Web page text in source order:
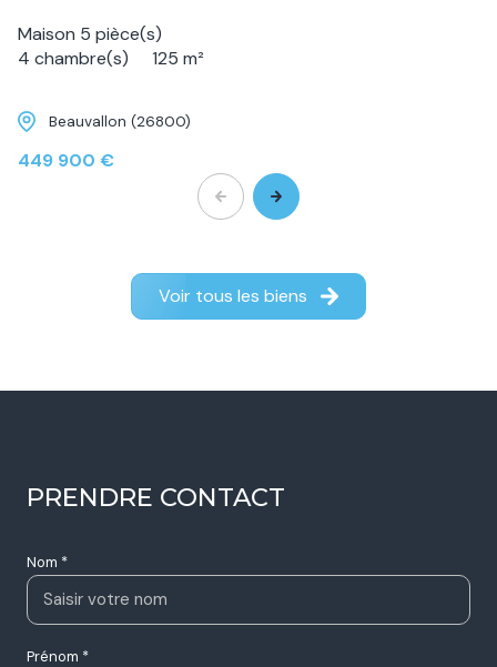
Maison 5 pièce(s)
4 chambre(s)
125 m²
Beauvallon (26800)
449 900 €
Voir tous les biens
PRENDRE CONTACT
Nom *
Prénom *